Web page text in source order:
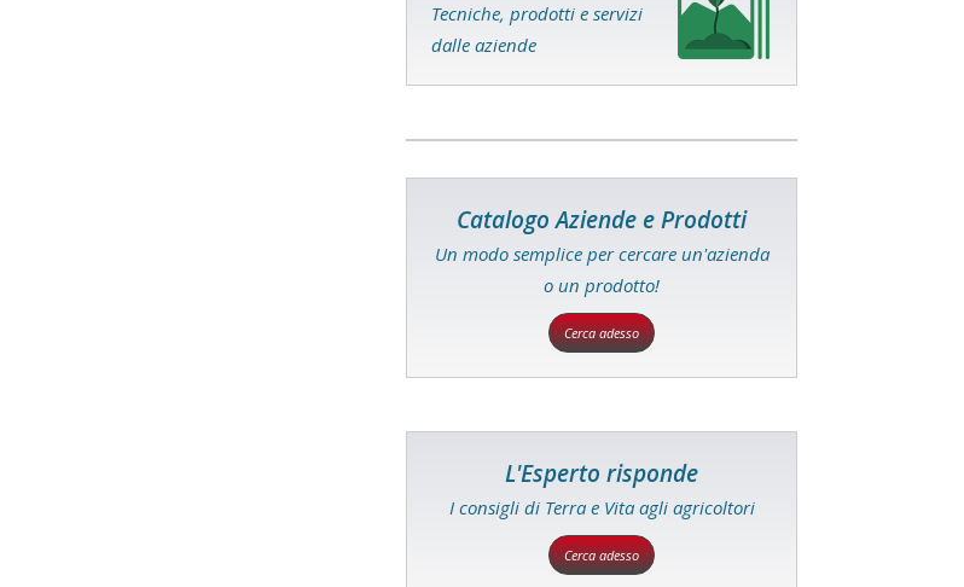
Tecniche, prodotti e servizi
dalle aziende
Catalogo Aziende e Prodotti
Un modo semplice per cercare un'azienda
o un prodotto!
Cerca adesso
L'Esperto risponde
I consigli di Terra e Vita agli agricoltori
Cerca adesso